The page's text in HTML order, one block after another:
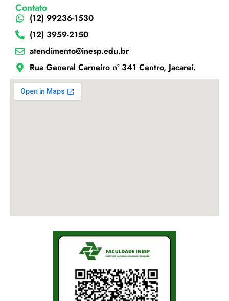
Contato
(12) 99236-1530
(12) 3959-2150
atendimento@inesp.edu.br
Rua General Carneiro nº 341 Centro, Jacareí.